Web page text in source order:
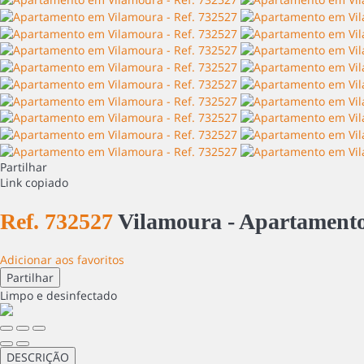
Partilhar
Link copiado
Ref. 732527Vilamoura -
Adicionar aos favoritos
Partilhar
Limpo e desinfectado
DESCRIÇÃO